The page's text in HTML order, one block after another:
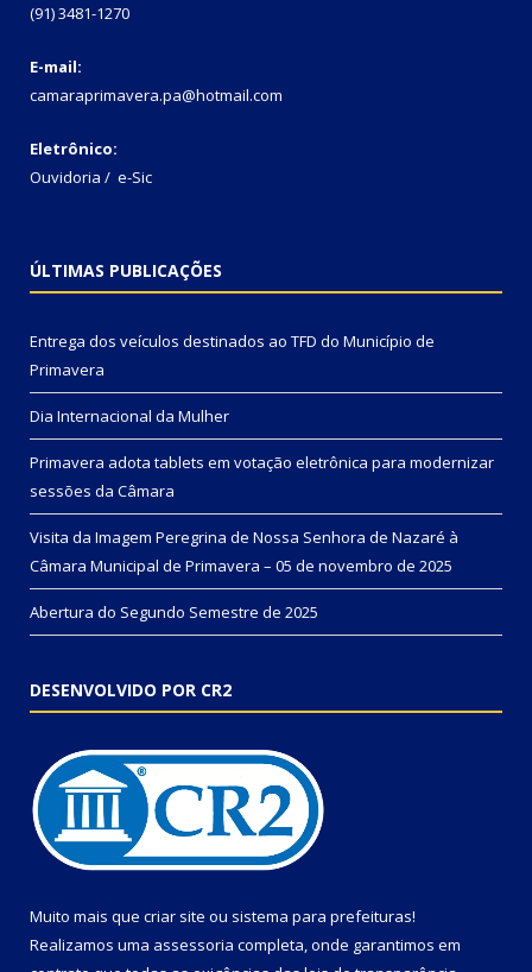
(91) 3481-1270
E-mail:
camaraprimavera.pa@hotmail.com
Eletrônico:
Ouvidoria / e-Sic
ÚLTIMAS PUBLICAÇÕES
Entrega dos veículos destinados ao TFD do Município de
Primavera
Dia Internacional da Mulher
Primavera adota tablets em votação eletrônica para modernizar
sessões da Câmara
Visita da Imagem Peregrina de Nossa Senhora de Nazaré à
Câmara Municipal de Primavera – 05 de novembro de 2025
Abertura do Segundo Semestre de 2025
DESENVOLVIDO POR CR2
Muito mais que criar site ou sistema para prefeituras!
Realizamos uma assessoria completa, onde garantimos em